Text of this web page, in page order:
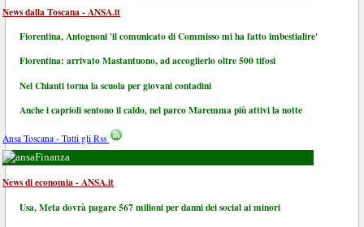
News dalla Toscana - ANSA.it
Fiorentina, Antognoni 'il comunicato di Commisso mi ha fatto imbestialire'
Fiorentina: arrivato Mastantuono, ad accoglierlo oltre 500 tifosi
Nel Chianti torna la scuola per giovani contadini
Anche i caprioli sentono il caldo, nel parco Maremma più attivi la notte
Ansa Toscana - Tutti gli Rss
Finanza
News di economia - ANSA.it
Usa, Meta dovrà pagare 567 milioni per danni dei social ai minori